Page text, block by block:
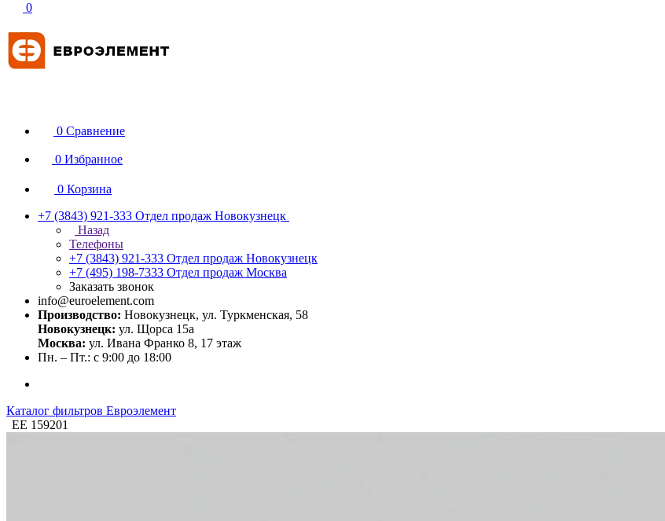
0
0 Сравнение
0 Избранное
0 Корзина
+7 (3843) 921-333 Отдел продаж Новокузнецк
Назад
Телефоны
+7 (3843) 921-333 Отдел продаж Новокузнецк
+7 (495) 198-7333 Отдел продаж Москва
Заказать звонок
info@euroelement.com
Производство: Новокузнецк, ул. Туркменская, 58
Новокузнецк: ул. Щорса 15а
Москва: ул. Ивана Франко 8, 17 этаж
Пн. – Пт.: с 9:00 до 18:00
Каталог фильтров Евроэлемент
ЕЕ 159201